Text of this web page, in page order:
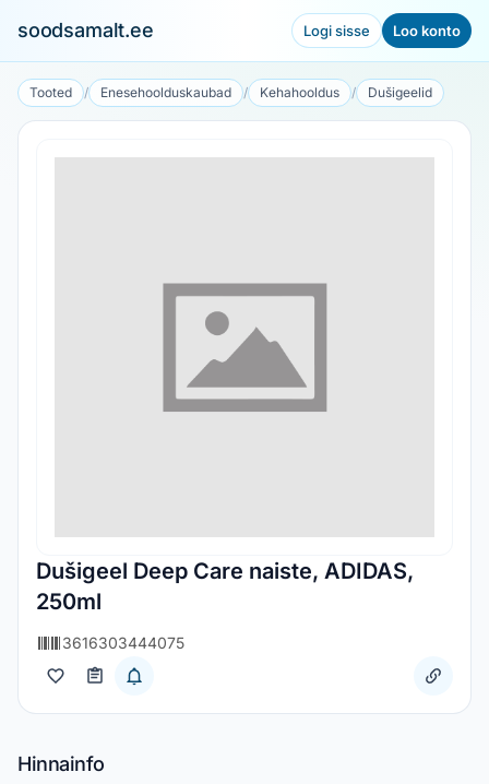
soodsamalt.ee Logi sisse Loo konto
Tooted / Enesehoolduskaubad / Kehahooldus / Dušigeelid
Dušigeel Deep Care naiste, ADIDAS,
250ml
3616303444075
Hinnainfo